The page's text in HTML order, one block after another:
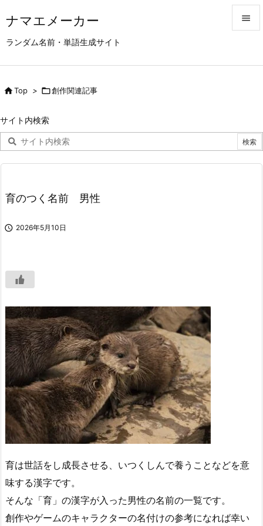
ナマエメーカー
ランダム名前・単語生成サイト


次へ

Top > 創作関連記事
サイト内検索
育のつく名前 男性
 2026年5月10日
育は世話をし成長させる、いつくしんで養うことなどを意
味する漢字です。
そんな「育」の漢字が入った男性の名前の一覧です。
創作やゲームのキャラクターの名付けの参考になれば幸い